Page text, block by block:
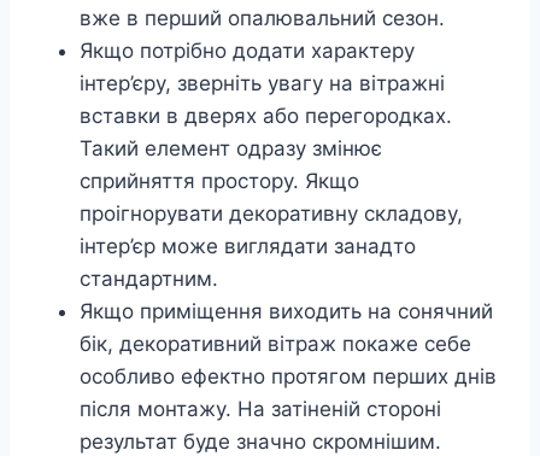
вже в перший опалювальний сезон.
Якщо потрібно додати характеру
інтер’єру, зверніть увагу на вітражні
вставки в дверях або перегородках.
Такий елемент одразу змінює
сприйняття простору. Якщо
проігнорувати декоративну складову,
інтер’єр може виглядати занадто
стандартним.
Якщо приміщення виходить на сонячний
бік, декоративний вітраж покаже себе
особливо ефектно протягом перших днів
після монтажу. На затіненій стороні
результат буде значно скромнішим.